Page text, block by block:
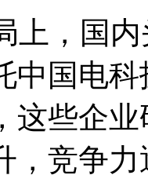
，国内
中国电
这些企
，竞争